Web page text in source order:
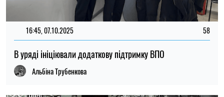
16:45, 07.10.2025 58
В уряді ініціювали додаткову підтримку ВПО
Альбіна Трубенкова